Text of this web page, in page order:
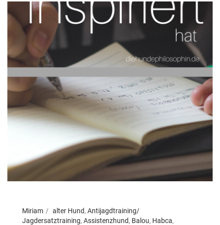
Miriam alter Hund, Antijagdtraining/
Jagdersatztraining, Assistenzhund, Balou, Habca,